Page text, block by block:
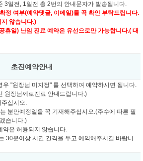
3일전, 1일전 총 2번의 안내문자가 발송됩니다.
정 여부(예약댓글, 이메일)를 꼭 확인 부탁드립니다.
않습니다.)
휴일) 난임 진료 예약은 유선으로만 가능합니다.( 대
초진예약안내
"원장님 미지정" 를 선택하여 예약하시면 됩니다.
원장님께로진료 안내드립니다.)
십시오.
분만예정일을 꼭 기재해주십시오.(주수에 따른 필
습니다.)
은 허용되지 않습니다.
30분이상 시간 간격을 두고 예약해주시길 바랍니